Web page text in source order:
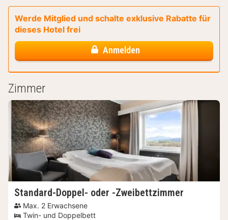
Werde Mitglied und schalte exklusive Rabatte für
dieses Hotel frei
Anmelden
Zimmer
Standard-Doppel- oder -Zweibettzimmer
Max. 2 Erwachsene
Twin- und Doppelbett